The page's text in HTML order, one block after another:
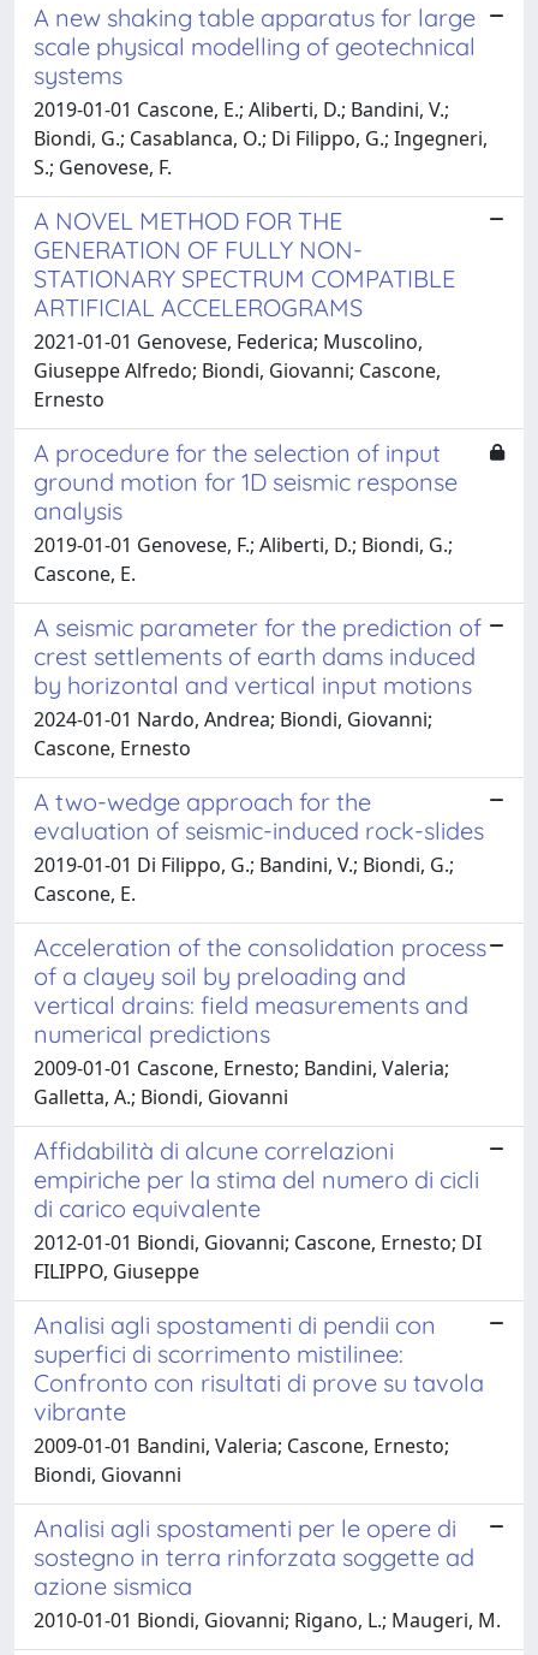
A new shaking table apparatus for large
scale physical modelling of geotechnical
systems
2019-01-01 Cascone, E.; Aliberti, D.; Bandini, V.;
Biondi, G.; Casablanca, O.; Di Filippo, G.; Ingegneri,
S.; Genovese, F.
A NOVEL METHOD FOR THE
GENERATION OF FULLY NON-
STATIONARY SPECTRUM COMPATIBLE
ARTIFICIAL ACCELEROGRAMS
2021-01-01 Genovese, Federica; Muscolino,
Giuseppe Alfredo; Biondi, Giovanni; Cascone,
Ernesto
A procedure for the selection of input
ground motion for 1D seismic response
analysis
2019-01-01 Genovese, F.; Aliberti, D.; Biondi, G.;
Cascone, E.
A seismic parameter for the prediction of
crest settlements of earth dams induced
by horizontal and vertical input motions
2024-01-01 Nardo, Andrea; Biondi, Giovanni;
Cascone, Ernesto
A two-wedge approach for the
evaluation of seismic-induced rock-slides
2019-01-01 Di Filippo, G.; Bandini, V.; Biondi, G.;
Cascone, E.
Acceleration of the consolidation process
of a clayey soil by preloading and
vertical drains: field measurements and
numerical predictions
2009-01-01 Cascone, Ernesto; Bandini, Valeria;
Galletta, A.; Biondi, Giovanni
Affidabilità di alcune correlazioni
empiriche per la stima del numero di cicli
di carico equivalente
2012-01-01 Biondi, Giovanni; Cascone, Ernesto; DI
FILIPPO, Giuseppe
Analisi agli spostamenti di pendii con
superfici di scorrimento mistilinee:
Confronto con risultati di prove su tavola
vibrante
2009-01-01 Bandini, Valeria; Cascone, Ernesto;
Biondi, Giovanni
Analisi agli spostamenti per le opere di
sostegno in terra rinforzata soggette ad
azione sismica
2010-01-01 Biondi, Giovanni; Rigano, L.; Maugeri, M.